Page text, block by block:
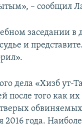
– сообщил
заседании
и
дела «Хизб
после того как
2016 года.